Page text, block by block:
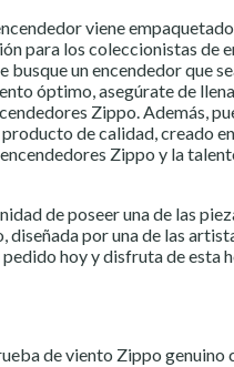
viene
para los coleccionistas de
busque un encendedor que
óptimo, asegúrate de
Zippo. Además,
de calidad, creado
Zippo y la
de poseer una de las
diseñada por una de las
hoy y disfruta de esta
de viento Zippo